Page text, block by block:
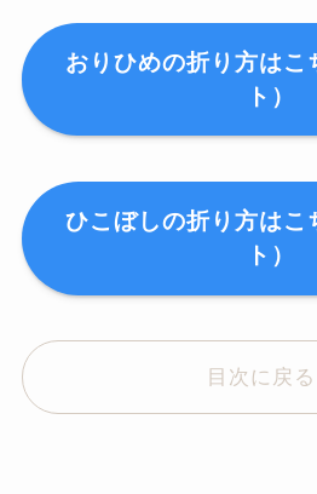
おりひめの折り方はこ
ト）
ひこぼしの折り方はこ
ト）
目次に戻る